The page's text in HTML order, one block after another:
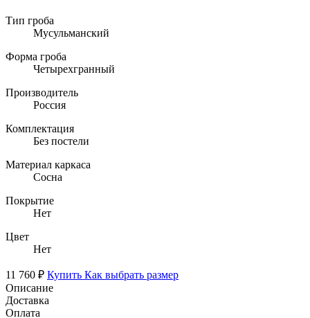
Тип гроба
Мусульманский
Форма гроба
Четырехгранный
Производитель
Россия
Комплектация
Без постели
Материал каркаса
Сосна
Покрытие
Нет
Цвет
Нет
11 760 ₽ Купить Как выбрать размер
Описание
Доставка
Оплата